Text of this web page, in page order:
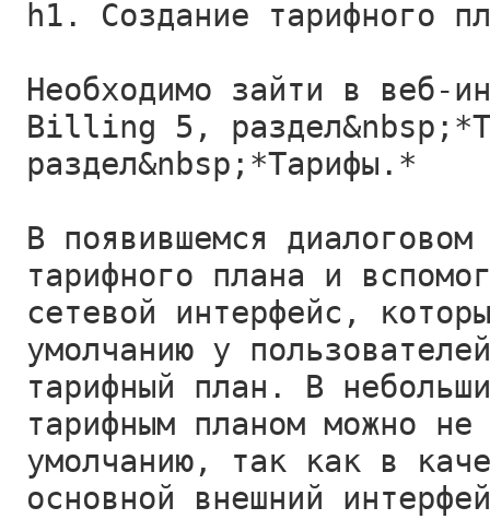
h1. Создание тарифного
Необходимо зайти в веб-
Billing 5,
раздел&nbsp;*Тарифы.*
В появившемся
тарифного плана и
сетевой интерфейс,
умолчанию у
тарифный план. В
тарифным планом можно
умолчанию, так как в
основной внешний